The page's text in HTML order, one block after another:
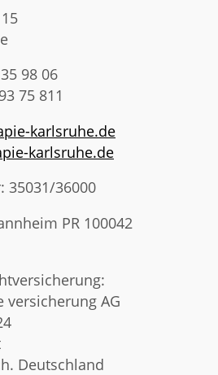
98 06
75 811
karlsruhe.de
karlsruhe.de
35031/36000
PR 100042
versicherung AG
Deutschland